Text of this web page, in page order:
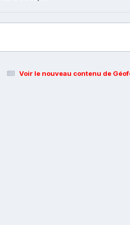
Voir le nouveau contenu de